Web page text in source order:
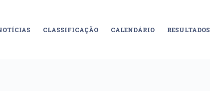
CLASSIFICAÇÃO CALENDÁRIO RESULTADOS